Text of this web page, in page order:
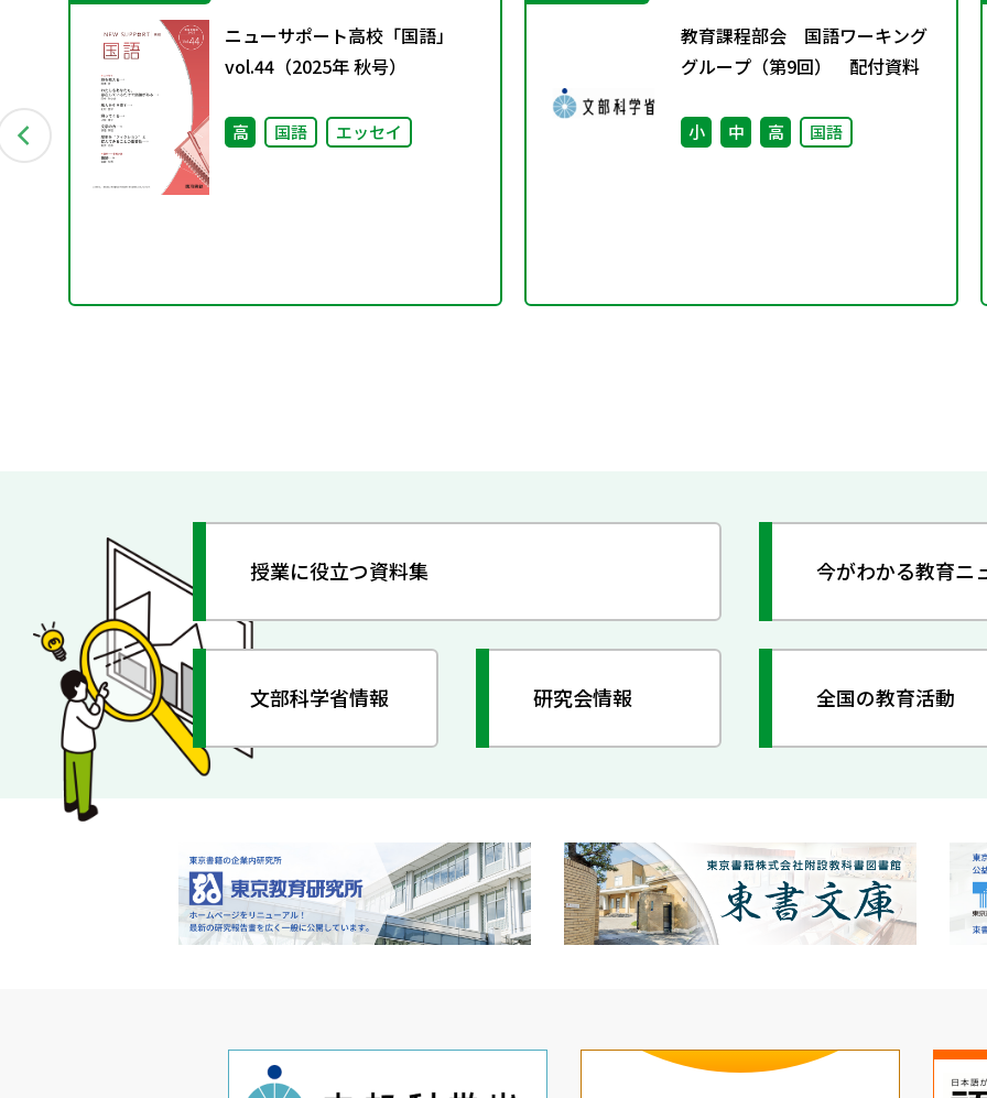
ニューサポート高校「国語」
vol.44（2025年 秋号）
高 国語 エッセイ
教育課程部会 国語ワーキング
グループ（第9回） 配付資料
小 中 高 国語
授業に役立つ資料集 今がわかる教育ニ
文部科学省情報 研究会情報 全国の教育活動